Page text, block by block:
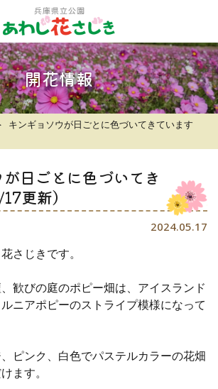
開花情報
キンギョソウが日ごとに色づいてきています
日ごとに色づいてき
更新）
2024.05.17
さじきです。
歓びの庭のポピー畑は、アイスランド
ニアポピーのストライプ模様になって
ピンク、白色でパステルカラーの花畑
ます。